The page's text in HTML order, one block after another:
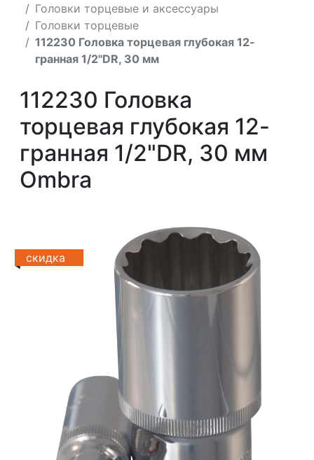
Головки торцевые и аксессуары
Головки торцевые
112230 Головка торцевая глубокая 12-
гранная 1/2"DR, 30 мм
112230 Головка
торцевая глубокая 12-
гранная 1/2"DR, 30 мм
Ombra
скидка